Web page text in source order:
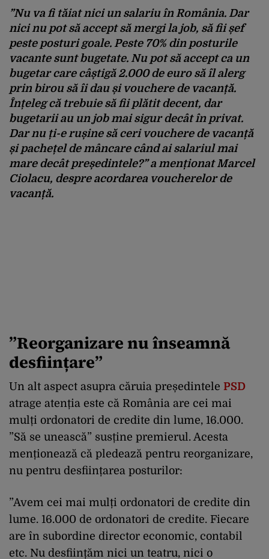
”Nu va fi tăiat nici un salariu în România. Dar
nici nu pot să accept să mergi la job, să fii șef
peste posturi goale. Peste 70% din posturile
vacante sunt bugetate. Nu pot să accept ca un
bugetar care câștigă 2.000 de euro să îl alerg
prin birou să îi dau și vouchere de vacanță.
Înțeleg că trebuie să fii plătit decent, dar
bugetarii au un job mai sigur decât în privat.
Dar nu ți-e rușine să ceri vouchere de vacanță
și pachețel de mâncare când ai salariul mai
mare decât președintele?” a menționat Marcel
Ciolacu, despre acordarea voucherelor de
vacanță.
”Reorganizare nu înseamnă
desființare”
Un alt aspect asupra căruia președintele PSD
atrage atenția este că România are cei mai
mulți ordonatori de credite din lume, 16.000.
”Să se unească” susține premierul. Acesta
menționează că pledează pentru reorganizare,
nu pentru desființarea posturilor:
”Avem cei mai mulți ordonatori de credite din
lume. 16.000 de ordonatori de credite. Fiecare
are în subordine director economic, contabil
etc. Nu desființăm nici un teatru, nici o